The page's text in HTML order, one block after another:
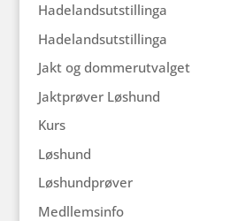
Hadelandsutstillinga
Hadelandsutstillinga
Jakt og dommerutvalget
Jaktprøver Løshund
Kurs
Løshund
Løshundprøver
Medllemsinfo